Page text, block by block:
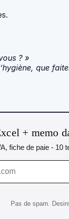
? »
que
+ memo
fiche de paie -
Pas de spam.